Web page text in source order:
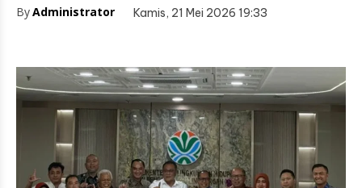
ByAdministrator Kamis, 21 Mei 2026 19:33